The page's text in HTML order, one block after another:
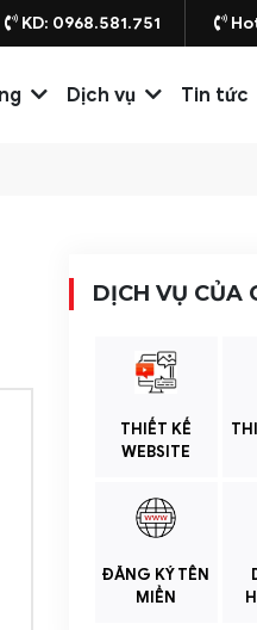
KD: 0968.581.751
Dịch vụ Tin tức
DỊCH VỤ CỦA
THIẾT KẾ
WEBSITE
ĐĂNG KÝ TÊN
MIỀN